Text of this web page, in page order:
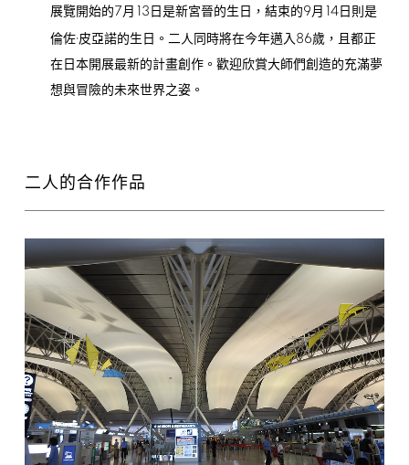
展覽開始的7月 13 日是新宮晉的生日，結束的9月 14日則是
倫佐·皮亞諾的生日。二人同時將在今年邁入86歲，且都正
在日本開展最新的計畫創作。歡迎欣賞大師們創造的充滿夢
想與冒險的未來世界之姿。
二人的合作作品